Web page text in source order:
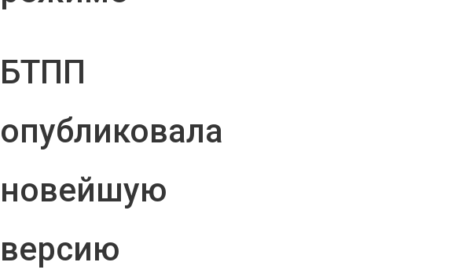
БТПП
опубликовала
новейшую
версию